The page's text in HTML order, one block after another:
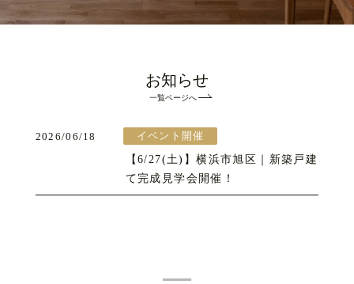
お知らせ
一覧ページへ
2026/06/18
イベント開催
【6/27(土)】横浜市旭区｜新築戸建
て完成見学会開催！